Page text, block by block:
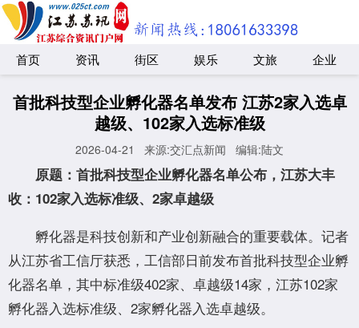
首页 资讯 街区 娱乐 文旅 企业
首批科技型企业孵化器名单发布 江苏2家入选卓
越级、102家入选标准级
2026-04-21 来源:交汇点新闻 编辑:陆文
原题：首批科技型企业孵化器名单公布，江苏大丰
收：102家入选标准级、2家卓越级
孵化器是科技创新和产业创新融合的重要载体。记者
从江苏省工信厅获悉，工信部日前发布首批科技型企业孵
化器名单，其中标准级402家、卓越级14家，江苏102家
孵化器入选标准级、2家孵化器入选卓越级。